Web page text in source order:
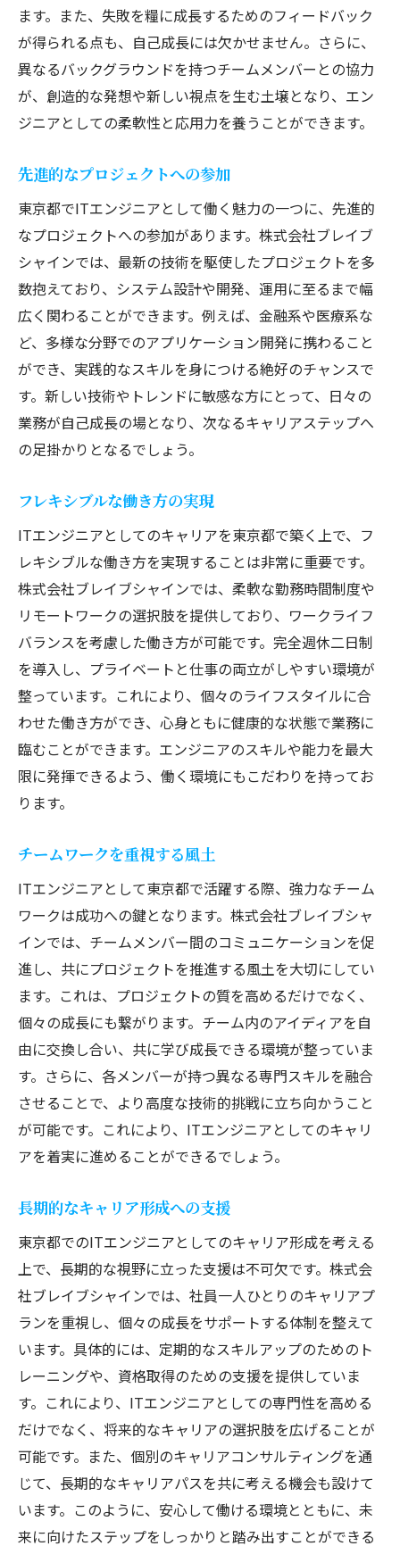
ます。また、失敗を糧に成長するためのフィードバック
が得られる点も、自己成長には欠かせません。さらに、
異なるバックグラウンドを持つチームメンバーとの協力
が、創造的な発想や新しい視点を生む土壌となり、エン
ジニアとしての柔軟性と応用力を養うことができます。
先進的なプロジェクトへの参加
東京都でITエンジニアとして働く魅力の一つに、先進的
なプロジェクトへの参加があります。株式会社ブレイブ
シャインでは、最新の技術を駆使したプロジェクトを多
数抱えており、システム設計や開発、運用に至るまで幅
広く関わることができます。例えば、金融系や医療系な
ど、多様な分野でのアプリケーション開発に携わること
ができ、実践的なスキルを身につける絶好のチャンスで
す。新しい技術やトレンドに敏感な方にとって、日々の
業務が自己成長の場となり、次なるキャリアステップへ
の足掛かりとなるでしょう。
フレキシブルな働き方の実現
ITエンジニアとしてのキャリアを東京都で築く上で、フ
レキシブルな働き方を実現することは非常に重要です。
株式会社ブレイブシャインでは、柔軟な勤務時間制度や
リモートワークの選択肢を提供しており、ワークライフ
バランスを考慮した働き方が可能です。完全週休二日制
を導入し、プライベートと仕事の両立がしやすい環境が
整っています。これにより、個々のライフスタイルに合
わせた働き方ができ、心身ともに健康的な状態で業務に
臨むことができます。エンジニアのスキルや能力を最大
限に発揮できるよう、働く環境にもこだわりを持ってお
ります。
チームワークを重視する風土
ITエンジニアとして東京都で活躍する際、強力なチーム
ワークは成功への鍵となります。株式会社ブレイブシャ
インでは、チームメンバー間のコミュニケーションを促
進し、共にプロジェクトを推進する風土を大切にしてい
ます。これは、プロジェクトの質を高めるだけでなく、
個々の成長にも繋がります。チーム内のアイディアを自
由に交換し合い、共に学び成長できる環境が整っていま
す。さらに、各メンバーが持つ異なる専門スキルを融合
させることで、より高度な技術的挑戦に立ち向かうこと
が可能です。これにより、ITエンジニアとしてのキャリ
アを着実に進めることができるでしょう。
長期的なキャリア形成への支援
東京都でのITエンジニアとしてのキャリア形成を考える
上で、長期的な視野に立った支援は不可欠です。株式会
社ブレイブシャインでは、社員一人ひとりのキャリアプ
ランを重視し、個々の成長をサポートする体制を整えて
います。具体的には、定期的なスキルアップのためのト
レーニングや、資格取得のための支援を提供していま
す。これにより、ITエンジニアとしての専門性を高める
だけでなく、将来的なキャリアの選択肢を広げることが
可能です。また、個別のキャリアコンサルティングを通
じて、長期的なキャリアパスを共に考える機会も設けて
います。このように、安心して働ける環境とともに、未
来に向けたステップをしっかりと踏み出すことができる